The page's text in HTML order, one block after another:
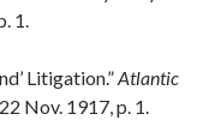
1.
Litigation.”Atlantic
Nov. 1917, p. 1.